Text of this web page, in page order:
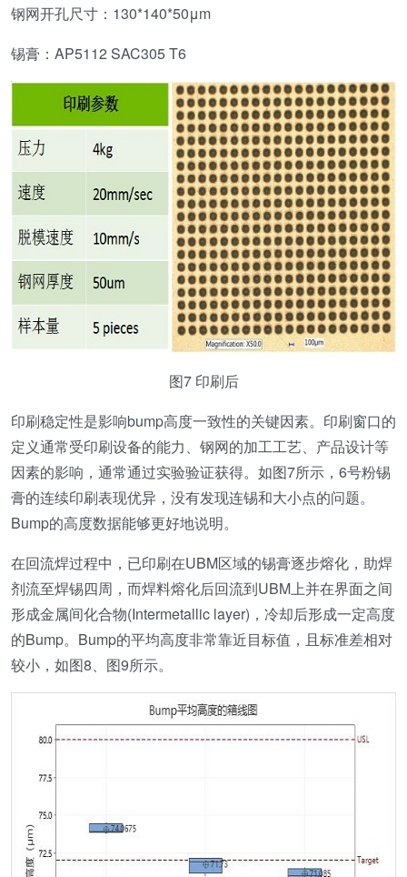
钢网开孔尺寸：130*140*50μm
锡膏：AP5112 SAC305 T6
图7 印刷后
印刷稳定性是影响bump高度一致性的关键因素。印刷窗口的
定义通常受印刷设备的能力、钢网的加工工艺、产品设计等
因素的影响，通常通过实验验证获得。如图7所示，6号粉锡
膏的连续印刷表现优异，没有发现连锡和大小点的问题。
Bump的高度数据能够更好地说明。
在回流焊过程中，已印刷在UBM区域的锡膏逐步熔化，助焊
剂流至焊锡四周，而焊料熔化后回流到UBM上并在界面之间
形成金属间化合物(Intermetallic layer)，冷却后形成一定高度
的Bump。Bump的平均高度非常靠近目标值，且标准差相对
较小，如图8、图9所示。